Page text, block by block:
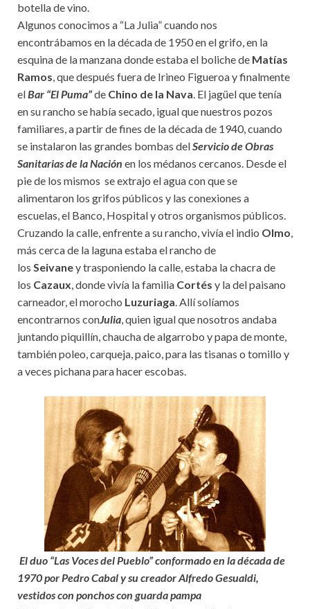
botella de vino.
Algunos conocimos a “La Julia” cuando nos
encontrábamos en la década de 1950 en el grifo, en la
esquina de la manzana donde estaba el boliche de Matías
Ramos, que después fuera de Irineo Figueroa y finalmente
elBar “El Puma”de Chino de la Nava. El jagüel que tenía
en su rancho se había secado, igual que nuestros pozos
familiares, a partir de fines de la década de 1940, cuando
se instalaron las grandes bombas delServicio de Obras
Sanitarias de la Nación en los médanos cercanos. Desde el
pie de los mismos se extrajo el agua con que se
alimentaron los grifos públicos y las conexiones a
escuelas, el Banco, Hospital y otros organismos públicos.
Cruzando la calle, enfrente a su rancho, vivía el indio Olmo,
más cerca de la laguna estaba el rancho de
los Seivaney trasponiendo la calle, estaba la chacra de
los Cazaux, donde vivía la familia Cortés y la del paisano
carneador, el morocho Luzuriaga. Allí solíamos
encontrarnos conJulia, quien igual que nosotros andaba
juntando piquillín, chaucha de algarrobo y papa de monte,
también poleo, carqueja, paico, para las tisanas o tomillo y
a veces pichana para hacer escobas.
El duo “Las Voces del Pueblo” conformado en la década de
1970 por Pedro Cabal y su creador Alfredo Gesualdi,
vestidos con ponchos con guarda pampa